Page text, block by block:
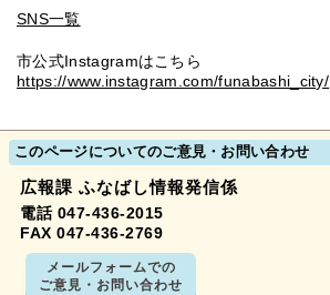
SNS一覧
市公式Instagramはこちら
https://www.instagram.com/funabashi_city/
このページについてのご意見・お問い合わせ
広報課 ふなばし情報発信係
電話 047-436-2015
FAX 047-436-2769
メールフォームでの
ご意見・お問い合わせ